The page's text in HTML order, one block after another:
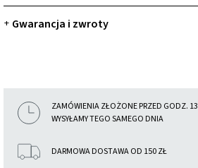
+ Gwarancja i zwroty
ZAMÓWIENIA ZŁOŻONE PRZED GODZ. 13
WYSYŁAMY TEGO SAMEGO DNIA
DARMOWA DOSTAWA OD 150 ZŁ